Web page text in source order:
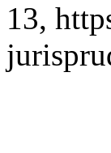
13,